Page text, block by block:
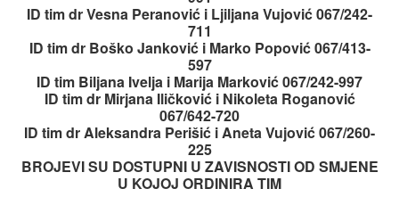
ID tim dr Vesna Peranović i Ljiljana Vujović 067/242-
711
ID tim dr Boško Janković i Marko Popović 067/413-
597
ID tim Biljana Ivelja i Marija Marković 067/242-997
ID tim dr Mirjana Iličković i Nikoleta Roganović
067/642-720
ID tim dr Aleksandra Perišić i Aneta Vujović 067/260-
225
BROJEVI SU DOSTUPNI U ZAVISNOSTI OD SMJENE
U KOJOJ ORDINIRA TIM